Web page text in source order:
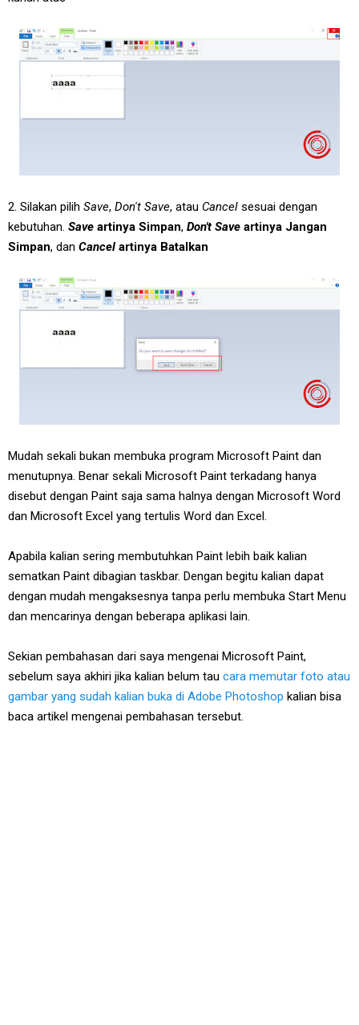
2. Silakan pilih Save, Don't Save, atau Cancel sesuai dengan
kebutuhan. Save artinya Simpan, Don't Save artinya Jangan
Simpan, dan Cancel artinya Batalkan
Mudah sekali bukan membuka program Microsoft Paint dan
menutupnya. Benar sekali Microsoft Paint terkadang hanya
disebut dengan Paint saja sama halnya dengan Microsoft Word
dan Microsoft Excel yang tertulis Word dan Excel.
Apabila kalian sering membutuhkan Paint lebih baik kalian
sematkan Paint dibagian taskbar. Dengan begitu kalian dapat
dengan mudah mengaksesnya tanpa perlu membuka Start Menu
dan mencarinya dengan beberapa aplikasi lain.
Sekian pembahasan dari saya mengenai Microsoft Paint,
sebelum saya akhiri jika kalian belum tau cara memutar foto atau
gambar yang sudah kalian buka di Adobe Photoshop kalian bisa
baca artikel mengenai pembahasan tersebut.